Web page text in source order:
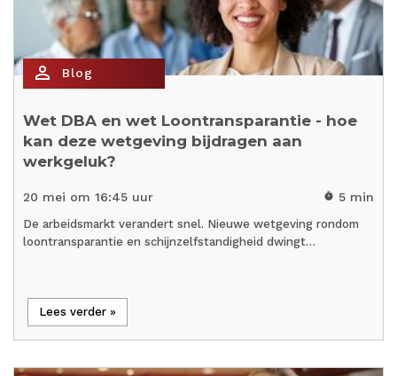
person_outline Blog
Wet DBA en wet Loontransparantie - hoe
kan deze wetgeving bijdragen aan
werkgeluk?
20 mei om 16:45 uur timer 5 min
De arbeidsmarkt verandert snel. Nieuwe wetgeving rondom
loontransparantie en schijnzelfstandigheid dwingt…
Lees verder »